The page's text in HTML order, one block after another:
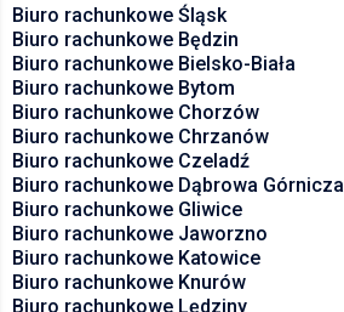
Biuro rachunkowe Śląsk
Biuro rachunkowe Będzin
Biuro rachunkowe Bielsko-Biała
Biuro rachunkowe Bytom
Biuro rachunkowe Chorzów
Biuro rachunkowe Chrzanów
Biuro rachunkowe Czeladź
Biuro rachunkowe Dąbrowa Górnicza
Biuro rachunkowe Gliwice
Biuro rachunkowe Jaworzno
Biuro rachunkowe Katowice
Biuro rachunkowe Knurów
Biuro rachunkowe Lędziny